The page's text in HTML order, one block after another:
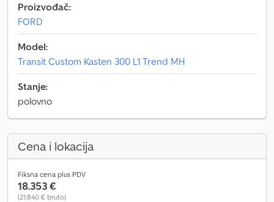
Proizvođač:
FORD
Model:
Transit Custom Kasten 300 L1 Trend MH
Stanje:
polovno
Cena i lokacija
Fiksna cena plus PDV
18.353 €
(21.840 € bruto)